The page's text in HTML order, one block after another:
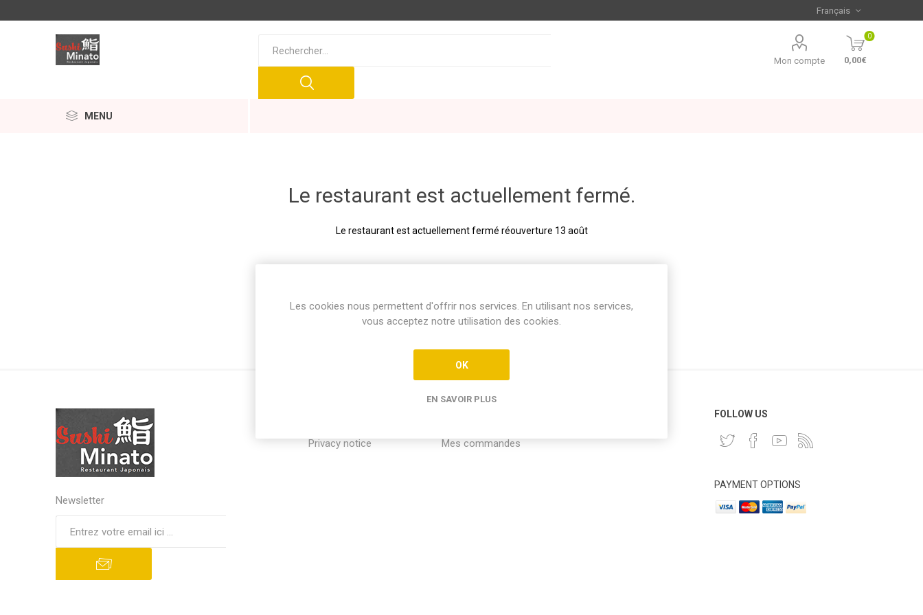
Mon compte
0
0,00€
MENU
Le restaurant est actuellement fermé.
Le restaurant est actuellement fermé réouverture 13 août
Newsletter
Privacy notice Mes commandes
FOLLOW US
PAYMENT OPTIONS
Les cookies nous permettent d'offrir nos services. En utilisant nos services,
vous acceptez notre utilisation des cookies.
OK
EN SAVOIR PLUS